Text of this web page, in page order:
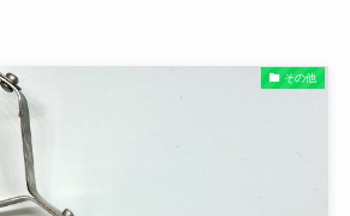
その他